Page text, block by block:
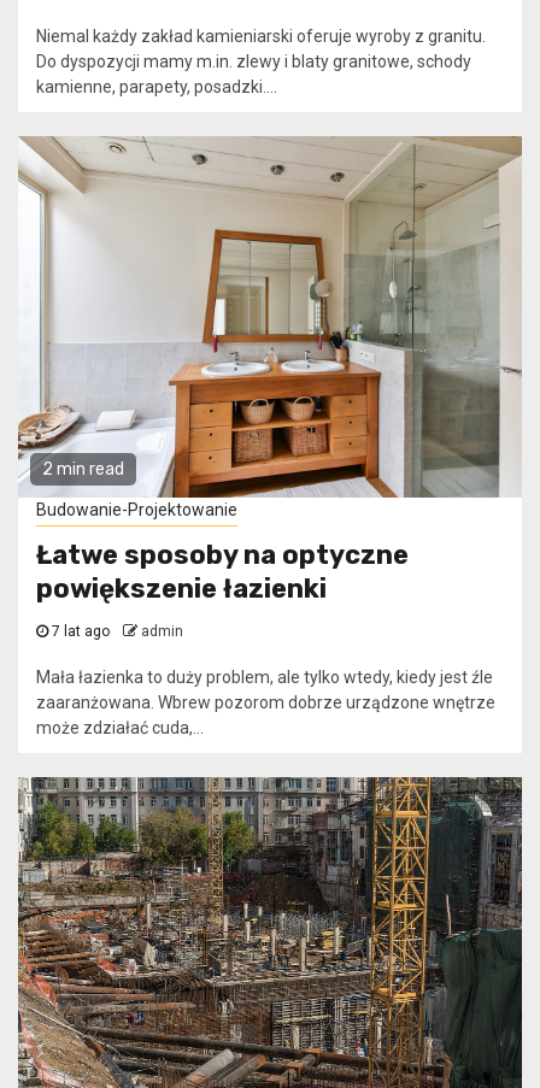
Niemal każdy zakład kamieniarski oferuje wyroby z granitu.
Do dyspozycji mamy m.in. zlewy i blaty granitowe, schody
kamienne, parapety, posadzki....
2 min read
Budowanie-Projektowanie
Łatwe sposoby na optyczne
powiększenie łazienki
7 lat ago admin
Mała łazienka to duży problem, ale tylko wtedy, kiedy jest źle
zaaranżowana. Wbrew pozorom dobrze urządzone wnętrze
może zdziałać cuda,...